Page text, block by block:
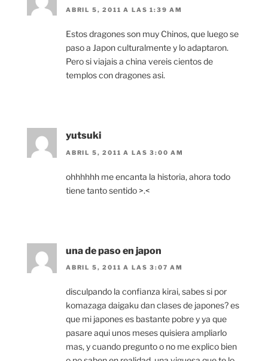
ABRIL 5, 2011 A LAS 1:39 AM
Estos dragones son muy Chinos, que luego se
paso a Japon culturalmente y lo adaptaron.
Pero si viajais a china vereis cientos de
templos con dragones asi.
yutsuki
ABRIL 5, 2011 A LAS 3:00 AM
ohhhhhh me encanta la historia, ahora todo
tiene tanto sentido >.<
una de paso en japon
ABRIL 5, 2011 A LAS 3:07 AM
disculpando la confianza kirai, sabes si por
komazaga daigaku dan clases de japones? es
que mi japones es bastante pobre y ya que
pasare aqui unos meses quisiera ampliarlo
mas, y cuando pregunto o no me explico bien